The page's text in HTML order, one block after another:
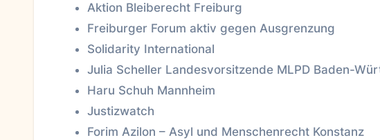
Aktion Bleiberecht Freiburg
Freiburger Forum aktiv gegen Ausgrenzung
Solidarity International
Julia Scheller Landesvorsitzende MLPD Baden-
Haru Schuh Mannheim
Justizwatch
Forim Azilon – Asyl und Menschenrecht Konstanz